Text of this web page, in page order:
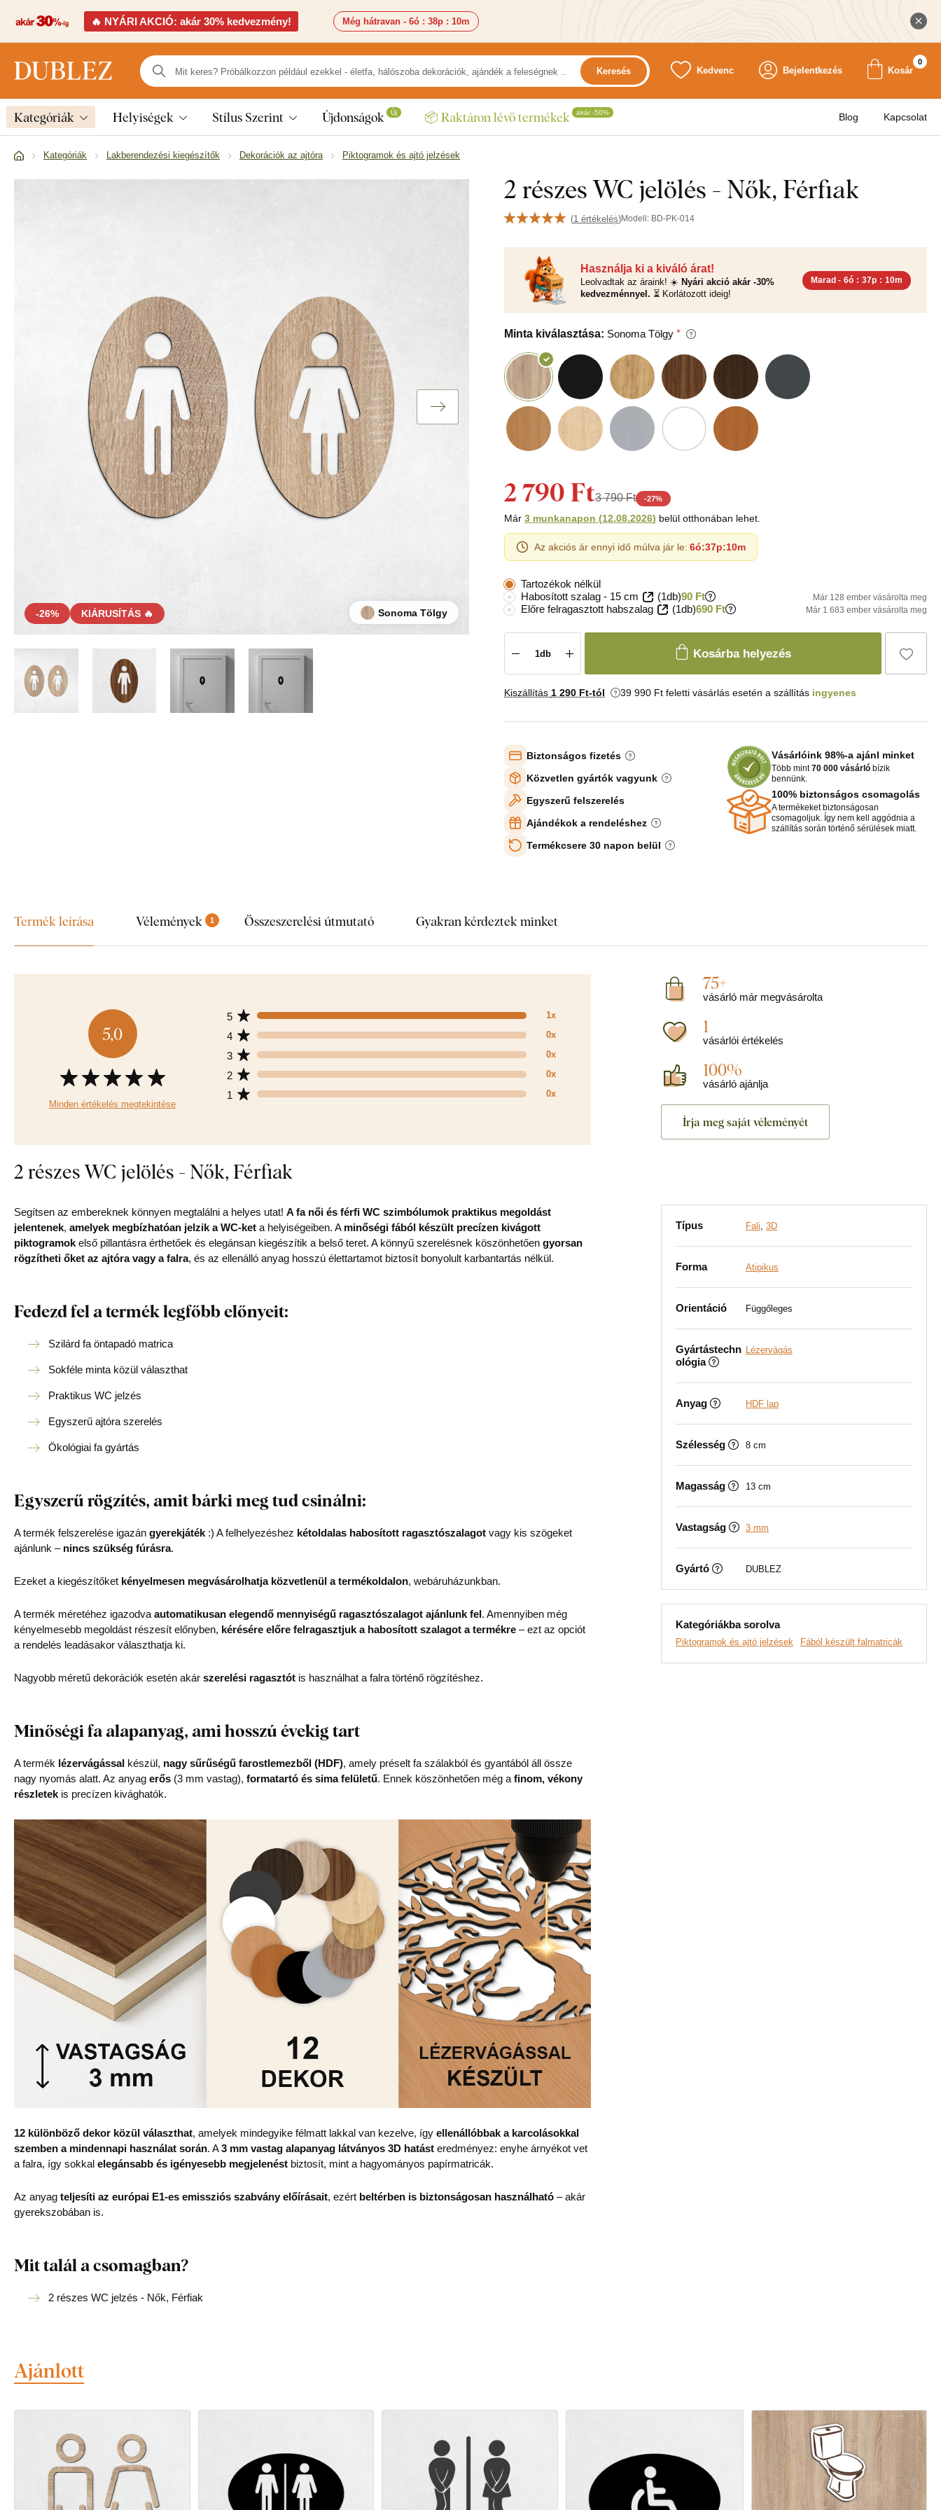
🔥 NYÁRI AKCIÓ: akár 30% kedvezmény! Még hátravan - 6ó : 38p : 8m
Keresés Kedvenc Bejelentkezés Kosár
0
Kategóriák Helyiségek Stílus Szerint Újdonságok Új 📦 Raktáron lévő termékek akár -50% Blog Kapcsolat
Kategóriák Lakberendezési kiegészítők Dekorációk az ajtóra Piktogramok és ajtó jelzések
2 részes WC jelölés - Nők, Férfiak
(1 értékelés)Modell: BD-PK-014
-26% KIÁRUSÍTÁS 🔥 Sonoma Tölgy
Használja ki a kiváló árat!
Leolvadtak az áraink! ☀️ Nyári akció akár -30%
kedvezménnyel. ⏳ Korlátozott ideig!
Marad - 6ó : 37p : 9m
Minta kiválasztása: Sonoma Tölgy
2 790 Ft3 790 Ft -27%
Már 3 munkanapon (12.08.2026) belül otthonában lehet.
Az akciós ár ennyi idő múlva jár le: 6ó:37p:9m
Tartozékok nélkül
Habosított szalag - 15 cm
(1db)90 Ft Már 128 ember vásárolta meg
Előre felragasztott habszalag (1db)690 Ft Már 1 683 ember vásárolta meg
Kosárba helyezés
Kiszállítás 1 290 Ft-tól 39 990 Ft feletti vásárlás esetén a szállítás ingyenes
Biztonságos fizetés
Közvetlen gyártók vagyunk
Egyszerű felszerelés
Ajándékok a rendeléshez
Termékcsere 30 napon belül
Vásárlóink 98%-a ajánl minket
Több mint70 000 vásárló bízik
bennünk.
100% biztonságos csomagolás
A termékeket biztonságosan
csomagoljuk. Így nem kell aggódnia a
szállítás során történő sérülések miatt.
Termék leírása Vélemények 1 Összeszerelési útmutató Gyakran kérdeztek minket
5,0
Minden értékelés megtekintése
1 0x
2 0x
3 0x
4 0x
5 1x
75+
vásárló már megvásárolta
1
vásárlói értékelés
100%
vásárló ajánlja
Írja meg saját véleményét
2 részes WC jelölés - Nők, Férfiak
Segítsen az embereknek könnyen megtalálni a helyes utat! A fa női és férfi WC szimbólumok praktikus megoldást
jelentenek, amelyek megbízhatóan jelzik a WC-ket a helyiségeiben. A minőségi fából készült precízen kivágott
piktogramok első pillantásra érthetőek és elegánsan kiegészítik a belső teret. A könnyű szerelésnek köszönhetően gyorsan
rögzítheti őket az ajtóra vagy a falra, és az ellenálló anyag hosszú élettartamot biztosít bonyolult karbantartás nélkül.
Fedezd fel a termék legfőbb előnyeit:
Szilárd fa öntapadó matrica
Sokféle minta közül választhat
Praktikus WC jelzés
Egyszerű ajtóra szerelés
Ökológiai fa gyártás
Egyszerű rögzítés, amit bárki meg tud csinálni:
A termék felszerelése igazán gyerekjáték :) A felhelyezéshez kétoldalas habosított ragasztószalagot vagy kis szögeket
ajánlunk – nincs szükség fúrásra.
Ezeket a kiegészítőket kényelmesen megvásárolhatja közvetlenül a termékoldalon, webáruházunkban.
A termék méretéhez igazodva automatikusan elegendő mennyiségű ragasztószalagot ajánlunk fel. Amennyiben még
kényelmesebb megoldást részesít előnyben, kérésére előre felragasztjuk a habosított szalagot a termékre – ezt az opciót
a rendelés leadásakor választhatja ki.
Nagyobb méretű dekorációk esetén akár szerelési ragasztót is használhat a falra történő rögzítéshez.
Minőségi fa alapanyag, ami hosszú évekig tart
A termék lézervágással készül, nagy sűrűségű farostlemezből (HDF), amely préselt fa szálakból és gyantából áll össze
nagy nyomás alatt. Az anyag erős (3 mm vastag), formatartó és sima felületű. Ennek köszönhetően még a finom, vékony
részletek is precízen kivághatók.
12 különböző dekor közül választhat, amelyek mindegyike félmatt lakkal van kezelve, így ellenállóbbak a karcolásokkal
szemben a mindennapi használat során. A3 mm vastag alapanyag látványos 3D hatást eredményez: enyhe árnyékot vet
a falra, így sokkal elegánsabb és igényesebb megjelenést biztosít, mint a hagyományos papírmatricák.
Az anyag teljesíti az európai E1-es emissziós szabvány előírásait, ezért beltérben is biztonságosan használható – akár
gyerekszobában is.
Mit talál a csomagban?
2 részes WC jelzés - Nők, Férfiak
Típus Fali, 3D
Forma Atipikus
Orientáció Függőleges
Gyártástechn
ológia
Lézervágás
Anyag HDF lap
Szélesség 8 cm
Magasság 13 cm
Vastagság 3 mm
Gyártó DUBLEZ
Kategóriákba sorolva
Piktogramok és ajtó jelzések Fából készült falmatricák
Ajánlott